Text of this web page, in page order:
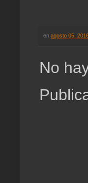
en agosto 05,
No